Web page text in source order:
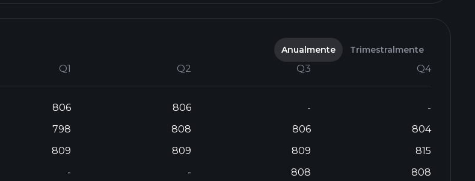
Anualmente Trimestralmente
Q1 Q2 Q3 Q4
806 806 -
-
798 808 806
804
809 809 809
815
- - 808 808